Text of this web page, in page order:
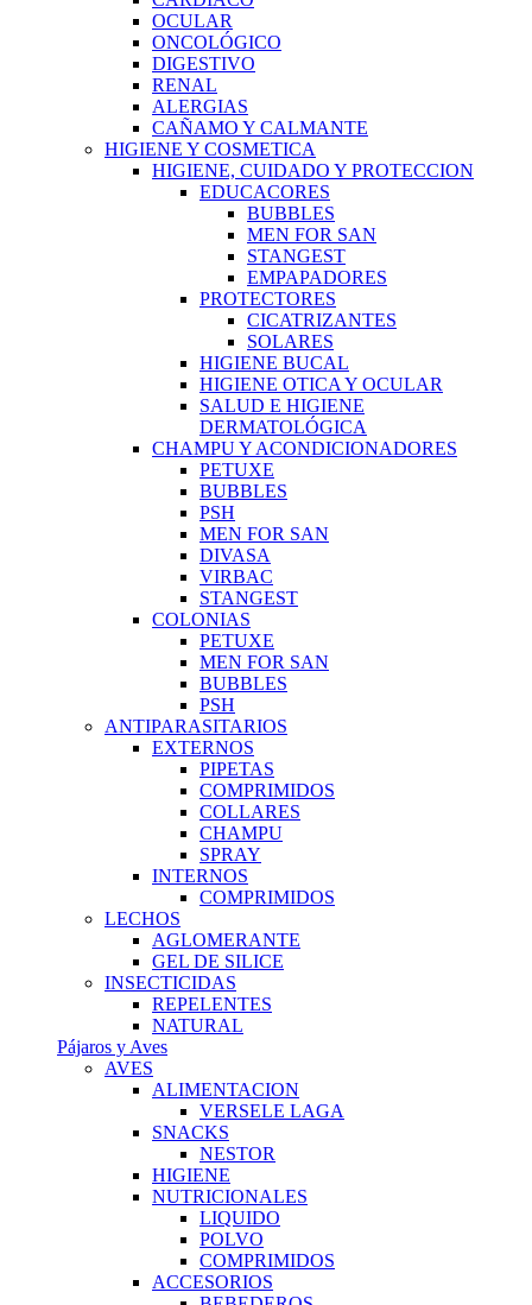
OCULAR
ONCOLÓGICO
DIGESTIVO
RENAL
ALERGIAS
CAÑAMO Y CALMANTE
HIGIENE Y COSMETICA
HIGIENE, CUIDADO Y PROTECCION
EDUCACORES
BUBBLES
MEN FOR SAN
STANGEST
EMPAPADORES
PROTECTORES
CICATRIZANTES
SOLARES
HIGIENE BUCAL
HIGIENE OTICA Y OCULAR
SALUD E HIGIENE
DERMATOLÓGICA
CHAMPU Y ACONDICIONADORES
PETUXE
BUBBLES
PSH
MEN FOR SAN
DIVASA
VIRBAC
STANGEST
COLONIAS
PETUXE
MEN FOR SAN
BUBBLES
PSH
ANTIPARASITARIOS
EXTERNOS
PIPETAS
COMPRIMIDOS
COLLARES
CHAMPU
SPRAY
INTERNOS
COMPRIMIDOS
LECHOS
AGLOMERANTE
GEL DE SILICE
INSECTICIDAS
REPELENTES
NATURAL
Pájaros y Aves
AVES
ALIMENTACION
VERSELE LAGA
SNACKS
NESTOR
HIGIENE
NUTRICIONALES
LIQUIDO
POLVO
COMPRIMIDOS
ACCESORIOS